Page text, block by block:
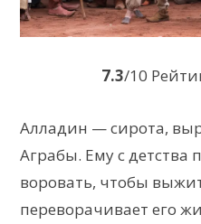
7.3/10
Алладин — сирота,
Аграбы. Ему с детства
воровать, чтобы
переворачивает его